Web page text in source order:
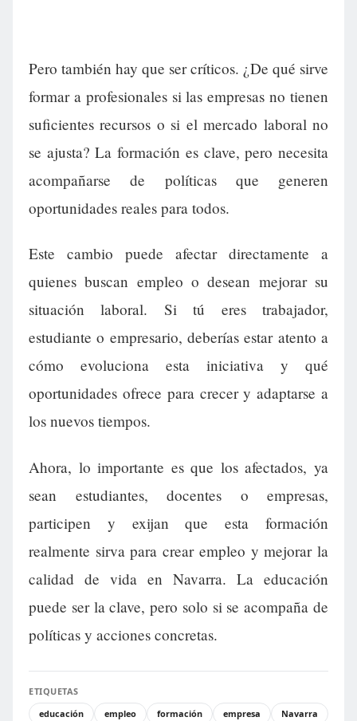
Pero también hay que ser críticos. ¿De qué sirve
formar a profesionales si las empresas no tienen
suficientes recursos o si el mercado laboral no
se ajusta? La formación es clave, pero necesita
acompañarse de políticas que generen
oportunidades reales para todos.
Este cambio puede afectar directamente a
quienes buscan empleo o desean mejorar su
situación laboral. Si tú eres trabajador,
estudiante o empresario, deberías estar atento a
cómo evoluciona esta iniciativa y qué
oportunidades ofrece para crecer y adaptarse a
los nuevos tiempos.
Ahora, lo importante es que los afectados, ya
sean estudiantes, docentes o empresas,
participen y exijan que esta formación
realmente sirva para crear empleo y mejorar la
calidad de vida en Navarra. La educación
puede ser la clave, pero solo si se acompaña de
políticas y acciones concretas.
ETIQUETAS
educación
empleo formación empresa Navarra